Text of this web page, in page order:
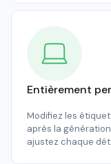
Entièrement
Modifiez les
après la
ajustez chaque